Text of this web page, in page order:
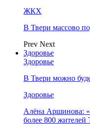
ЖКХ
В Твери массово
Prev Next
Здоровье
Здоровье
В Твери можно
Здоровье
Алёна Аршинова:
более 800